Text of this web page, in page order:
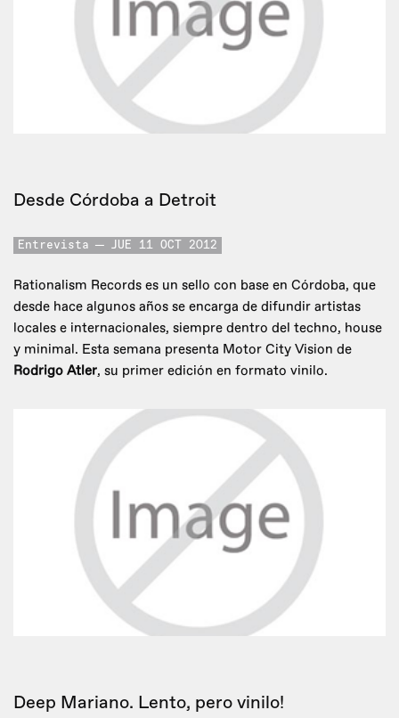
Desde Córdoba a Detroit
Entrevista JUE 11 OCT 2012
Rationalism Records es un sello con base en Córdoba, que
desde hace algunos años se encarga de difundir artistas
locales e internacionales, siempre dentro del techno, house
y minimal. Esta semana presenta Motor City Vision de
Rodrigo Atler, su primer edición en formato vinilo.
Deep Mariano. Lento, pero vinilo!